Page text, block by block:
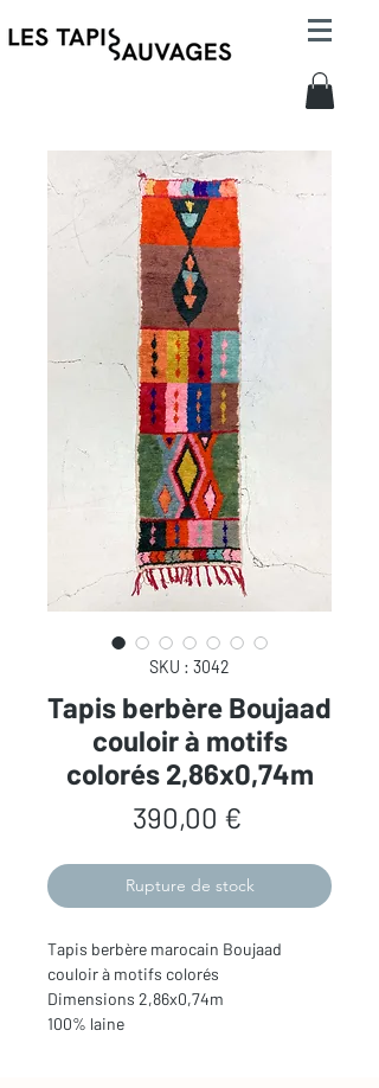
SKU : 3042
Tapis berbère Boujaad
couloir à motifs
colorés 2,86x0,74m
390,00 €Prix
Rupture de stock
Tapis berbère marocain Boujaad
couloir à motifs colorés
Dimensions 2,86x0,74m
100% laine